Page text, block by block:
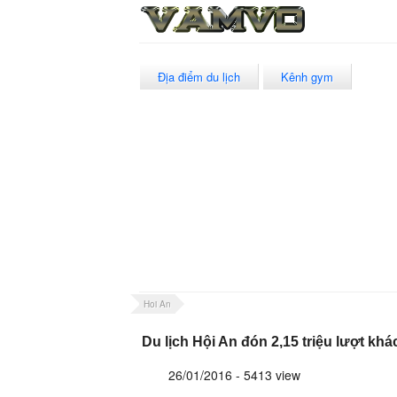
Địa điểm du lịch Kênh gym
Hoi An
Du lịch Hội An đón 2,15 triệu lượt
26/01/2016 - 5413 view